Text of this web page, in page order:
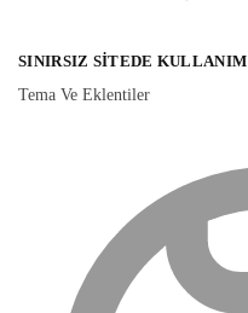
SINIRSIZ SITEDE KULLANIM
Tema Ve Eklentiler